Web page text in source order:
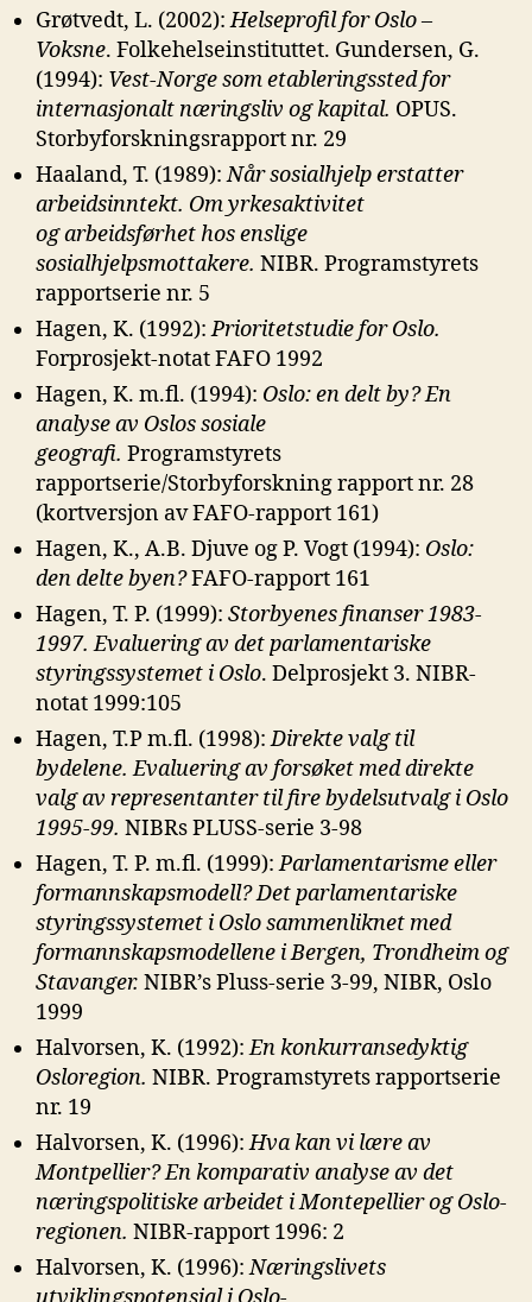
Grøtvedt, L. (2002):Helseprofil for Oslo –
Voksne. Folkehelseinstituttet. Gundersen, G.
(1994): Vest-Norge som etableringssted for
internasjonaltnæringsliv og kapital. OPUS.
Storbyforskningsrapport nr. 29
Haaland, T. (1989):Når sosialhjelp erstatter
arbeidsinntekt. Om yrkesaktivitet
ogarbeidsførhet hos enslige
sosialhjelpsmottakere. NIBR. Programstyrets
rapportserie nr. 5
Hagen, K. (1992):Prioritetstudie for Oslo.
Forprosjekt-notat FAFO 1992
Hagen, K. m.fl. (1994): Oslo: en delt by? En
analyse av Oslos sosiale
geografi. Programstyrets
rapportserie/Storbyforskning rapport nr. 28
(kortversjon av FAFO-rapport 161)
Hagen, K., A.B. Djuve og P. Vogt (1994): Oslo:
den delte byen?FAFO-rapport 161
Hagen, T. P. (1999): Storbyenes finanser 1983-
1997. Evaluering av detparlamentariske
styringssystemet i Oslo. Delprosjekt 3. NIBR-
notat 1999:105
Hagen, T.P m.fl. (1998):Direkte valg til
bydelene. Evaluering av forsøket meddirekte
valg av representanter til fire bydelsutvalg i Oslo
1995-99. NIBRs PLUSS-serie 3-98
Hagen, T. P. m.fl. (1999):Parlamentarisme eller
formannskapsmodell? Detparlamentariske
styringssystemet i Oslo sammenliknet med
formannskapsmodellene i Bergen, Trondheim og
Stavanger. NIBR’s Pluss-serie 3-99, NIBR, Oslo
1999
Halvorsen, K. (1992):En konkurransedyktig
Osloregion. NIBR. Programstyrets rapportserie
nr. 19
Halvorsen, K. (1996):Hva kan vi lære av
Montpellier? En komparativ analyseav det
næringspolitiske arbeidet i Montepellier og Oslo-
regionen. NIBR-rapport 1996: 2
Halvorsen, K. (1996):Næringslivets